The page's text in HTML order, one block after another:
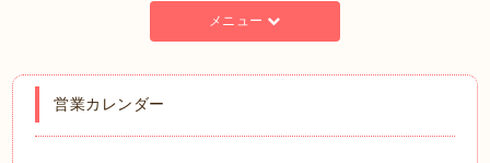
メニュー
営業カレンダー